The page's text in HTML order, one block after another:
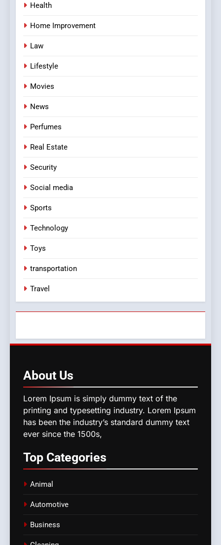
Health
Home Improvement
Law
Lifestyle
Movies
News
Perfumes
Real Estate
Security
Social media
Sports
Technology
Toys
transportation
Travel
About Us
Lorem Ipsum is simply dummy text of the
printing and typesetting industry. Lorem Ipsum
has been the industry’s standard dummy text
ever since the 1500s,
Top Categories
Animal
Automotive
Business